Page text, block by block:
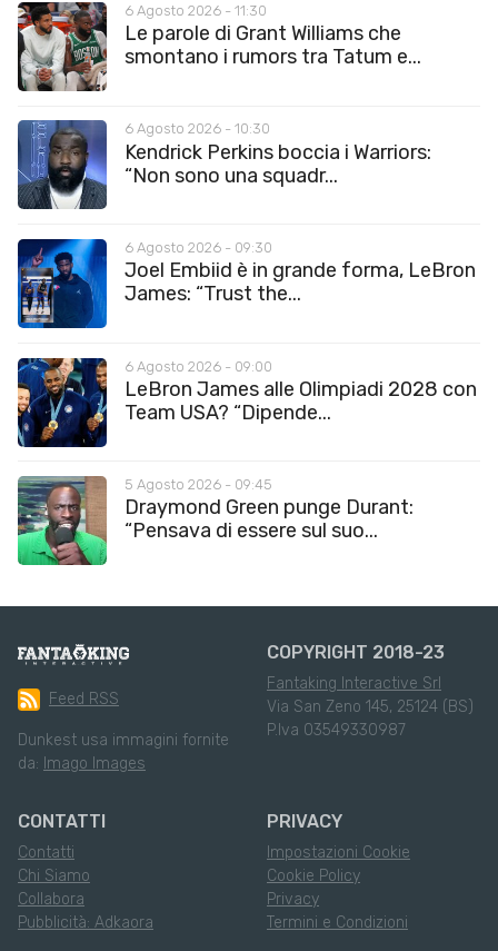
6 Agosto 2026 - 11:30
Le parole di Grant Williams che
smontano i rumors tra Tatum e...
6 Agosto 2026 - 10:30
Kendrick Perkins boccia i Warriors:
“Non sono una squadr...
6 Agosto 2026 - 09:30
Joel Embiid è in grande forma, LeBron
James: “Trust the...
6 Agosto 2026 - 09:00
LeBron James alle Olimpiadi 2028 con
Team USA? “Dipende...
5 Agosto 2026 - 09:45
Draymond Green punge Durant:
“Pensava di essere sul suo...
Feed RSS
Dunkest usa immagini fornite
da: Imago Images
COPYRIGHT 2018-23
Fantaking Interactive Srl
Via San Zeno 145, 25124 (BS)
P.Iva 03549330987
CONTATTI
Contatti
Chi Siamo
Collabora
Pubblicità: Adkaora
PRIVACY
Impostazioni Cookie
Cookie Policy
Privacy
Termini e Condizioni